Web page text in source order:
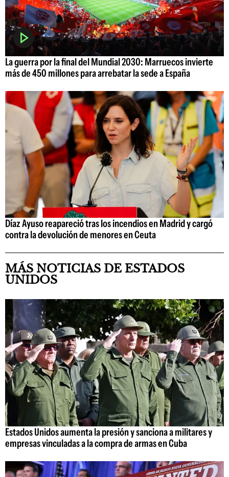
La guerra por la final del Mundial 2030: Marruecos invierte
más de 450 millones para arrebatar la sede a España
Díaz Ayuso reapareció tras los incendios en Madrid y cargó
contra la devolución de menores en Ceuta
MÁS NOTICIAS DE ESTADOS
UNIDOS
Estados Unidos aumenta la presión y sanciona a militares y
empresas vinculadas a la compra de armas en Cuba